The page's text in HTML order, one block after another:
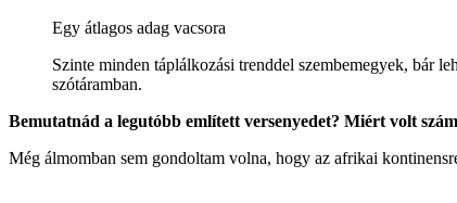
Egy átlagos adag vacsora
Szinte minden táplálkozási trenddel szembemegyek, bár
szótáramban.
Bemutatnád a legutóbb említett versenyedet? Miért volt
Még álmomban sem gondoltam volna, hogy az afrikai